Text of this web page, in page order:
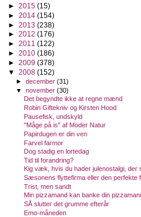
► 2015 (15)
► 2014 (154)
► 2013 (238)
► 2012 (176)
► 2011 (122)
► 2010 (186)
► 2009 (378)
▼ 2008 (152)
►december(31)
▼november(30)
Det begyndte ikke at regne mænd
Robin Giftekniv og Kirsten Hood
Pausefisk, undskyld
"Måge på is" af Moder Natur
Papirdugen er din ven
Farvel farmor
Dog stadig en lortedag
Tid til forandring?
Kig væk, hvis du hader julenostalgi, der
Sæsonens flyttefirma eller den perfekte
Trist, men sandt
Min pizzamand kan banke din
SÅ slutter det grumme efterår
Emo-måneden